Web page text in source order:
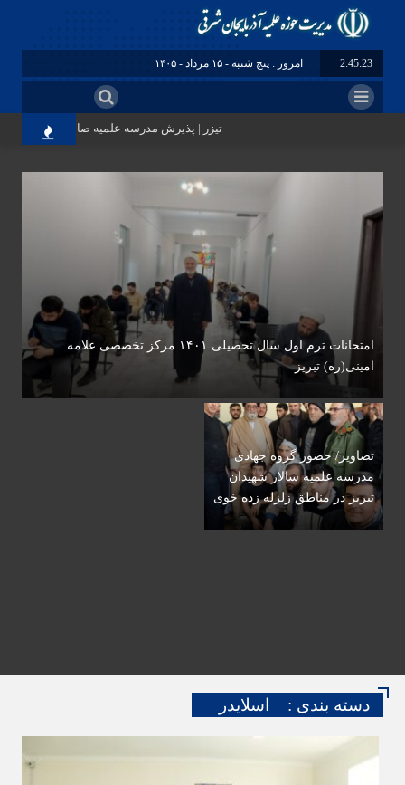
2:45:24 امروز : پنج شنبه - ۱۵ مرداد - ۱۴۰۵
تیزر | پذیرش مدرسه علمیه صاحب الزمان(عج)
امتحانات ترم اول سال تحصیلی ۱۴۰۱ مرکز تخصصی علامه
امینی(ره) تبریز
تصاویر/ حضور گروه جهادی
مدرسه علمیه سالار شهیدان
تبریز در مناطق زلزله زده خوی
دسته بندی : اسلایدر